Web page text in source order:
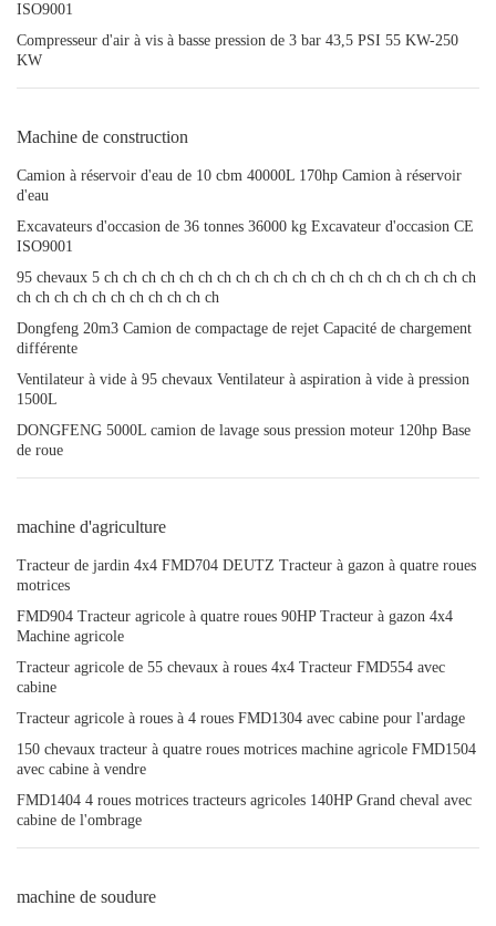
ISO9001
Compresseur d'air à vis à basse pression de 3 bar 43,5 PSI 55 KW-250
KW
Machine de construction
Camion à réservoir d'eau de 10 cbm 40000L 170hp Camion à réservoir
d'eau
Excavateurs d'occasion de 36 tonnes 36000 kg Excavateur d'occasion CE
ISO9001
95 chevaux 5 ch ch ch ch ch ch ch ch ch ch ch ch ch ch ch ch ch ch ch ch
ch ch ch ch ch ch ch ch ch ch ch
Dongfeng 20m3 Camion de compactage de rejet Capacité de chargement
différente
Ventilateur à vide à 95 chevaux Ventilateur à aspiration à vide à pression
1500L
DONGFENG 5000L camion de lavage sous pression moteur 120hp Base
de roue
machine d'agriculture
Tracteur de jardin 4x4 FMD704 DEUTZ Tracteur à gazon à quatre roues
motrices
FMD904 Tracteur agricole à quatre roues 90HP Tracteur à gazon 4x4
Machine agricole
Tracteur agricole de 55 chevaux à roues 4x4 Tracteur FMD554 avec
cabine
Tracteur agricole à roues à 4 roues FMD1304 avec cabine pour l'ardage
150 chevaux tracteur à quatre roues motrices machine agricole FMD1504
avec cabine à vendre
FMD1404 4 roues motrices tracteurs agricoles 140HP Grand cheval avec
cabine de l'ombrage
machine de soudure